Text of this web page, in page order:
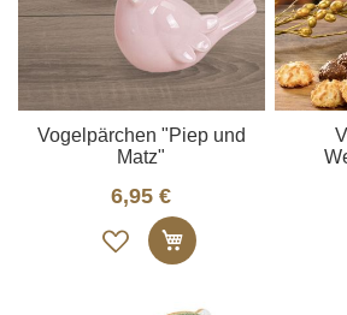
Vogelpärchen "Piep und
Matz"
6,95 €
Auf
die
In den Warenkorb